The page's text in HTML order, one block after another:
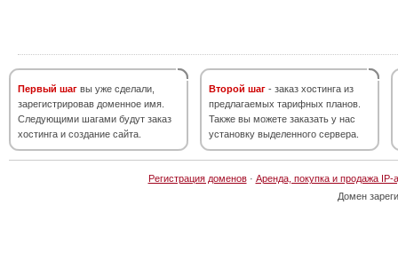
Первый шаг вы уже сделали,
зарегистрировав доменное имя.
Следующими шагами будут заказ
хостинга и создание сайта.
Второй шаг - заказ хостинга из
предлагаемых тарифных планов.
Также вы можете заказать у нас
установку выделенного сервера.
Регистрация доменов· Аренда, покупка и продажа IP-
Домен